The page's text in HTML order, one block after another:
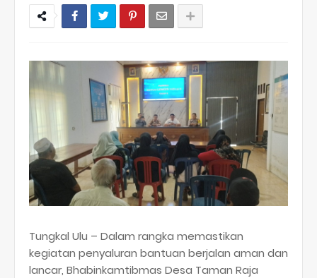
Tungkal Ulu – Dalam rangka memastikan
kegiatan penyaluran bantuan berjalan aman dan
lancar, Bhabinkamtibmas Desa Taman Raja